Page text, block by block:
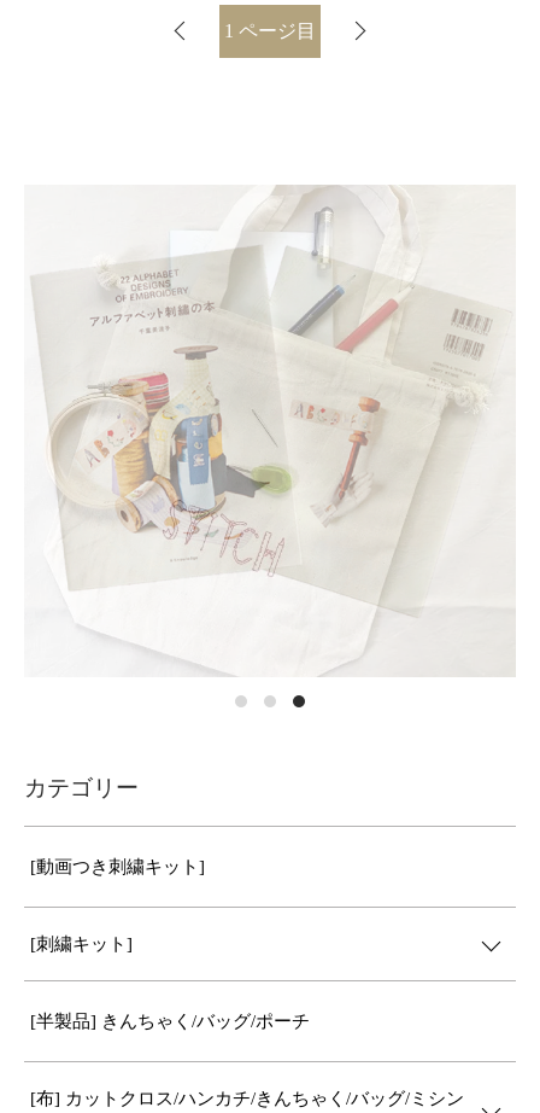
1 ページ目
カテゴリー
[動画つき刺繍キット]
[刺繍キット]
[半製品] きんちゃく/バッグ/ポーチ
[布] カットクロス/ハンカチ/きんちゃく/バッグ/ミシン